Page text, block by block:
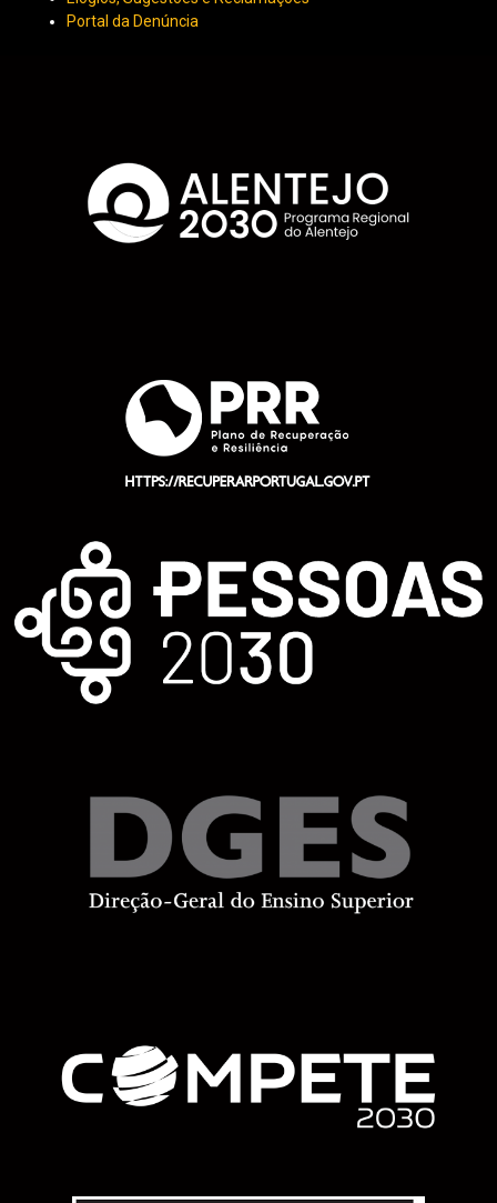
Portal da Denúncia